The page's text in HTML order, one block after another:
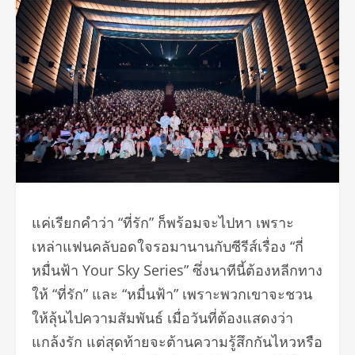
แค่เรียกคำว่า “ที่รัก” ก็พร้อมจะไปหา เพราะ
เหล่าแฟนคลับอดใจรอมานานกับซีรีส์เรื่อง “กี่
หมื่นฟ้า Your Sky Series” ซึ่งนาทีนี้ต้องหลีกทาง
ให้ “ที่รัก” และ “หมื่นฟ้า” เพราะพวกเขาจะชวน
ให้ลุ้นไปความสัมพันธ์ เมื่อวันที่ต้องแสดงว่า
แกล้งรัก แต่สุดท้ายจะต้านความรู้สึกกันไหวหรือ